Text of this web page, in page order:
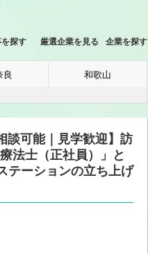
探す 厳選企業を見る 企業を探す
良 和歌山
談可能｜見学歓迎】訪
法士（正社員）」と
テーションの立ち上げ